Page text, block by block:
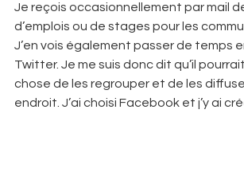
Je reçois occasionnellement par mail
d’emplois ou de stages pour les
J’en vois également passer de temps
Twitter. Je me suis donc dit qu’il
chose de les regrouper et de les
endroit. J’ai choisi Facebook et j’y ai